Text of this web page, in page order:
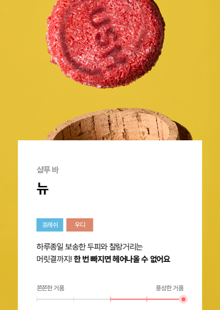
샴푸 바
뉴
프레쉬 우디
하루종일 보송한 두피와 찰랑거리는
머릿결까지!한 번 빠지면 헤어나올 수 없어요
쫀쫀한 거품 풍성한 거품